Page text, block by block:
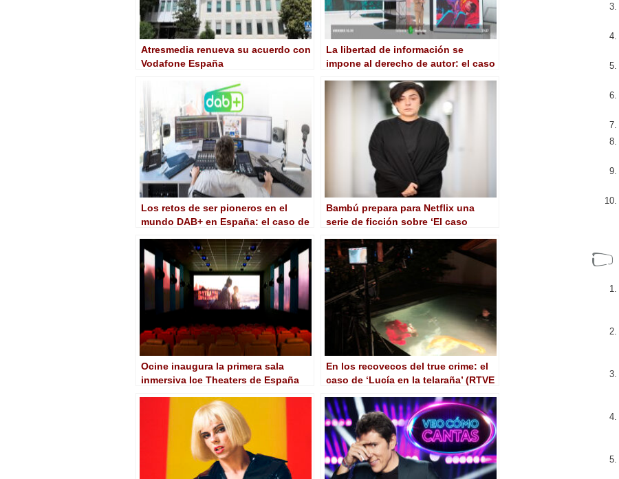
Atresmedia renueva su acuerdo con
Vodafone España
La libertad de información se
impone al derecho de autor: el caso
Los retos de ser pioneros en el
mundo DAB+ en España: el caso de
Bambú prepara para Netflix una
serie de ficción sobre ‘El caso
Ocine inaugura la primera sala
inmersiva Ice Theaters de España
En los recovecos del true crime: el
caso de ‘Lucía en la telaraña’ (RTVE